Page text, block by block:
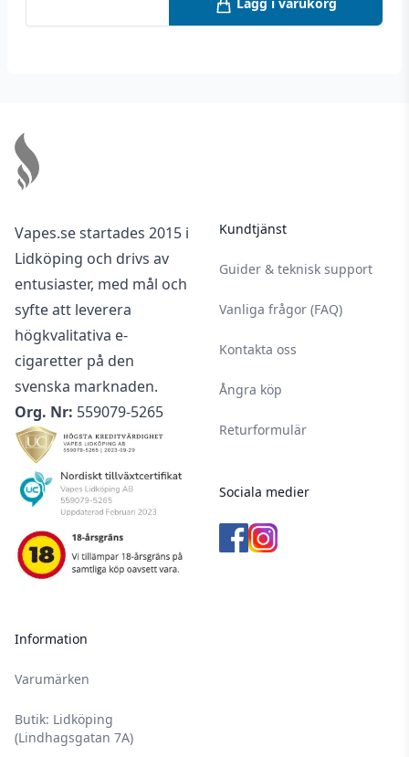
Lägg i varukorg
Vapes.se startades 2015 i
Lidköping och drivs av
entusiaster, med mål och
syfte att leverera
högkvalitativa e-
cigaretter på den
svenska marknaden.
Org. Nr: 559079-5265
Information
Varumärken
Butik: Lidköping
(Lindhagsgatan 7A)
Kundtjänst
Guider & teknisk support
Vanliga frågor (FAQ)
Kontakta oss
Ångra köp
Returformulär
Sociala medier